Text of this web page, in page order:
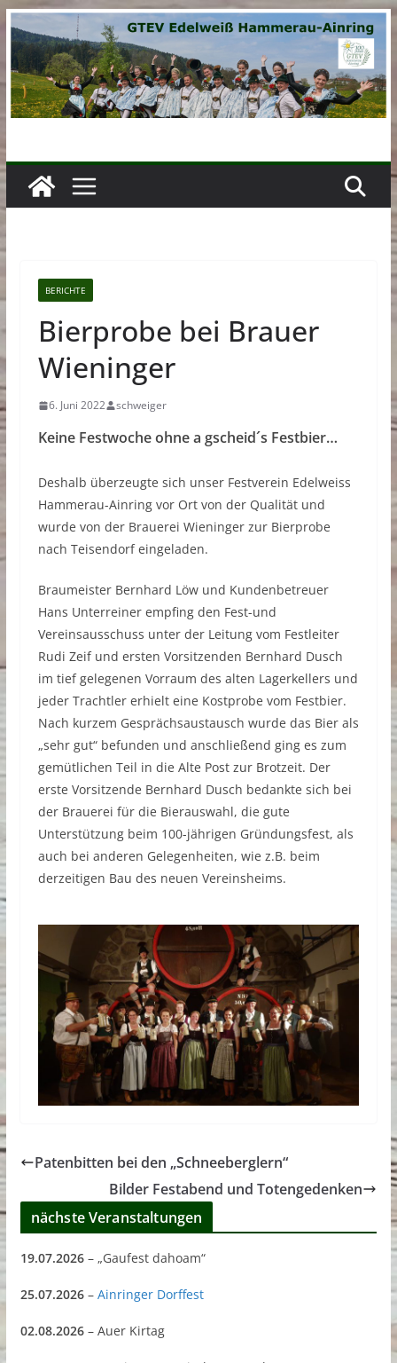
Inhalt
springen
BERICHTE
Bierprobe bei Brauer
Wieninger
6. Juni 2022 schweiger
Keine Festwoche ohne a gscheid´s Festbier…
Deshalb überzeugte sich unser Festverein Edelweiss
Hammerau-Ainring vor Ort von der Qualität und
wurde von der Brauerei Wieninger zur Bierprobe
nach Teisendorf eingeladen.
Braumeister Bernhard Löw und Kundenbetreuer
Hans Unterreiner empfing den Fest-und
Vereinsausschuss unter der Leitung vom Festleiter
Rudi Zeif und ersten Vorsitzenden Bernhard Dusch
im tief gelegenen Vorraum des alten Lagerkellers und
jeder Trachtler erhielt eine Kostprobe vom Festbier.
Nach kurzem Gesprächsaustausch wurde das Bier als
„sehr gut“ befunden und anschließend ging es zum
gemütlichen Teil in die Alte Post zur Brotzeit. Der
erste Vorsitzende Bernhard Dusch bedankte sich bei
der Brauerei für die Bierauswahl, die gute
Unterstützung beim 100-jährigen Gründungsfest, als
auch bei anderen Gelegenheiten, wie z.B. beim
derzeitigen Bau des neuen Vereinsheims.
Patenbitten bei den „Schneeberglern“
Bilder Festabend und Totengedenken
nächste Veranstaltungen
19.07.2026– „Gaufest dahoam“
25.07.2026– Ainringer Dorffest
02.08.2026– Auer Kirtag